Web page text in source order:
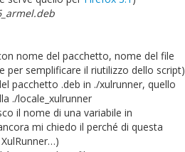
nome del pacchetto, nome del file
per semplificare il riutilizzo dello script)
pacchetto .deb in ./xulrunner, quello
./locale_xulrunner
il nome di una variabile in
mi chiedo il perché di questa